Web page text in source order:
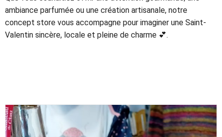
ambiance parfumée ou une création artisanale, notre
concept store vous accompagne pour imaginer une Saint-
Valentin sincère, locale et pleine de charme 💕.